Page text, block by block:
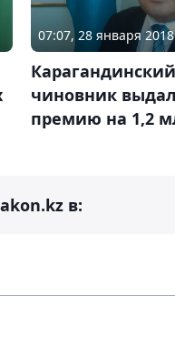
07:07, 28 января 2018
Карагандинский
чиновник
премию на 1,2
в: